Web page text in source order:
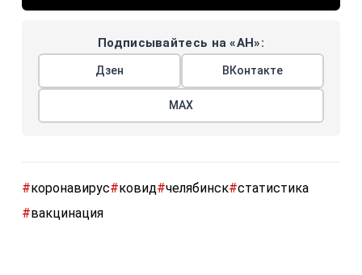
Подписывайтесь на «АН»:
Дзен ВКонтакте
МАХ
#коронавирус#ковид#челябинск#статистика
#вакцинация